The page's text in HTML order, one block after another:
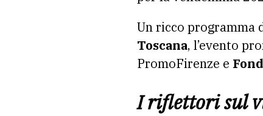
Un ricco programma
Toscana, l’evento
PromoFirenze e
I riflettori sul